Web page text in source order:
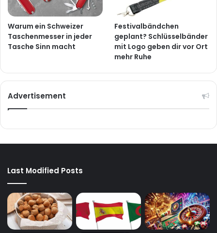
Warum ein Schweizer
Taschenmesser in jeder
Tasche Sinn macht
Festivalbändchen
geplant? Schlüsselbänder
mit Logo geben dir vor Ort
mehr Ruhe
Advertisement
Last Modified Posts